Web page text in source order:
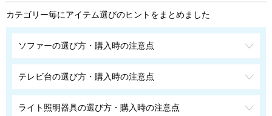
カテゴリー毎にアイテム選びのヒントをまとめました
ソファーの選び方・購入時の注意点
テレビ台の選び方・購入時の注意点
ライト照明器具の選び方・購入時の注意点